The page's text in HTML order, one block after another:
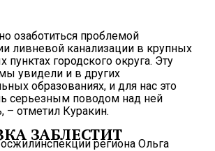
озаботиться проблемой
ливневой канализации в крупных
пунктах городского округа. Эту
увидели и в других
образованиях, и для нас это
серьезным поводом над ней
– отметил Куракин.
ЗАБЛЕСТИТ
региона Ольга